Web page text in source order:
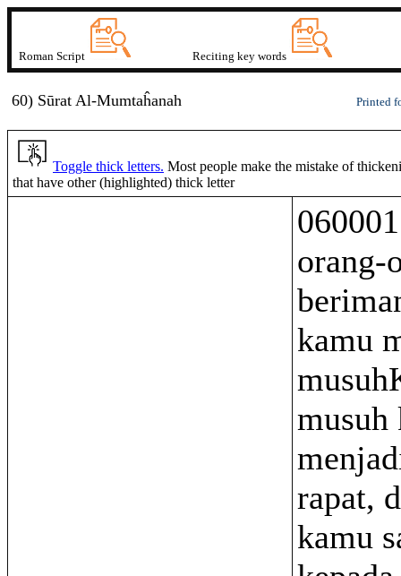
Roman Script Reciting key words
60) Sūrat Al-Mumtaĥanah Printed
Toggle thick letters. Most people make the mistake of
that have other (highlighted) thick letter
orang-
kamu
musuh
rapat,
kamu